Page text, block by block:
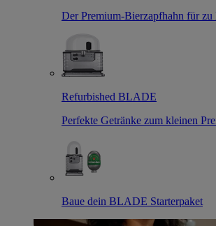
Der Premium-Bierzapfhahn für zu
Refurbished BLADE
Perfekte Getränke zum kleinen
Baue dein BLADE Starterpaket